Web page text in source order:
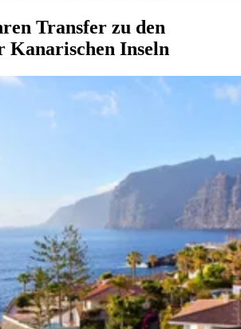
Transfer zu den
Kanarischen Inseln